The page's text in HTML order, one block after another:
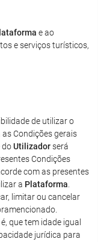
e ao
e serviços turísticos,
de utilizar o
Condições gerais
doUtilizadorserá
Condições
com as presentes
a Plataforma
limitar ou cancelar
que tem idade igual
jurídica para